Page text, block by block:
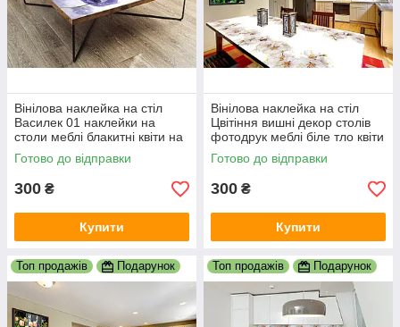
Вінілова наклейка на стіл
Василек 01 наклейки на
столи меблі блакитні квіти на
білому тлі 600х1200 мм
Готово до відправки
300 ₴
Купити
Вінілова наклейка на стіл
Цвітіння вишні декор столів
фотодрук меблі біле тло квіти
сакура 600х1200 мм
Готово до відправки
300 ₴
Купити
Топ продажів Подарунок Топ продажів Подарунок